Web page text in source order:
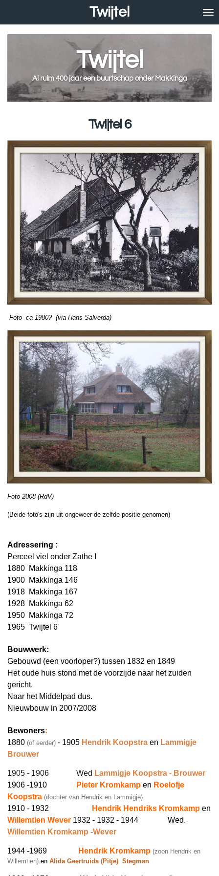
Twijtel
Twijtel
Al ruim 400 jaar een buurtschap onder Makkinga
Twijtel 6
Foto ca 1980? (via Hans Salverda)
Foto 2008 (RdV)
(Beide foto's zijn uit ongeweer de zelfde positie genomen)
Adressering :
Perceel viel onder Zathe I
1880 Makkinga 118
1900 Makkinga 146
1918 Makkinga 167
1928 Makkinga 62
1950 Makkinga 72
1965 Twijtel 6
Bouwwerk:
Gebouwd (een voorloper?) tussen 1832 en 1849
Het oude huis stond met de voorzijde naar het zuiden
gericht.
Naar het Middelpad dus.
Nieuwbouw in 2007/2008
Bewoners:
1880 (of eerder) - 1905 Hendrik Koopstra en Lammigje
Brouwer
1905 - 1906 Wed Lammigje Koopstra - Brouwer
1906 -1910
Pieter Kromkamp en Roelofje
Koopstra (dochter van Hendrik en Lammigje)
1910 - 1932 Hendrik Hendriks Kromkamp en
Willemtien Wever 1932 - 1932 - 1944 Wed.
Willemtien Kromkamp -Wever
1944 -1969 Hendrik Kromkamp (zoon Hendrik en
Willemtien) en Alida Geertruida (Pitje) Stegman